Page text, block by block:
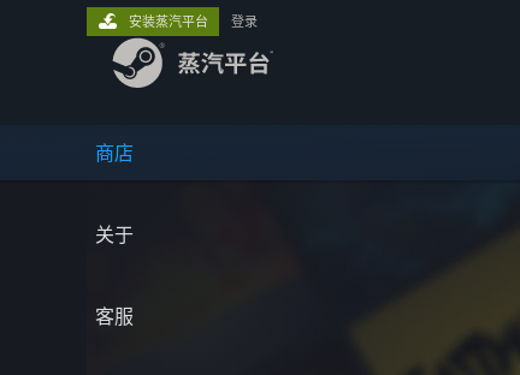
商店
关于
客服
安装蒸汽平台 登录